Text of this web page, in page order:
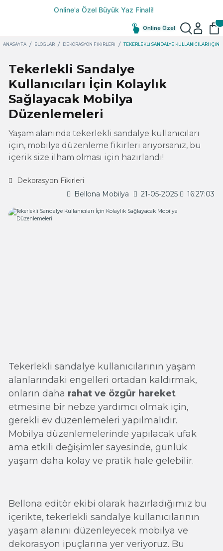
Online Özel
ANASAYFA BLOGLAR DEKORASYON FIKIRLERI TEKERLEKLI SANDALYE KULLANICILARI İÇIN
Tekerlekli Sandalye
Kullanıcıları İçin Kolaylık
Sağlayacak Mobilya
Düzenlemeleri
Yaşam alanında tekerlekli sandalye kullanıcıları
için, mobilya düzenleme fikirleri arıyorsanız, bu
içerik size ilham olması için hazırlandı!
Dekorasyon Fikirleri
Bellona Mobilya
21-05-2025 16:27:03
Tekerlekli sandalye kullanıcılarının yaşam
alanlarındaki engelleri ortadan kaldırmak,
onların daha rahat ve özgür hareket
etmesine bir nebze yardımcı olmak için,
gerekli ev düzenlemeleri yapılmalıdır.
Mobilya düzenlemelerinde yapılacak ufak
ama etkili değişimler sayesinde, günlük
yaşam daha kolay ve pratik hale gelebilir.
Bellona editör ekibi olarak hazırladığımız bu
içerikte, tekerlekli sandalye kullanıcılarının
yaşam alanını düzenleyecek mobilya ve
dekorasyon ipuçlarına yer veriyoruz. Bu